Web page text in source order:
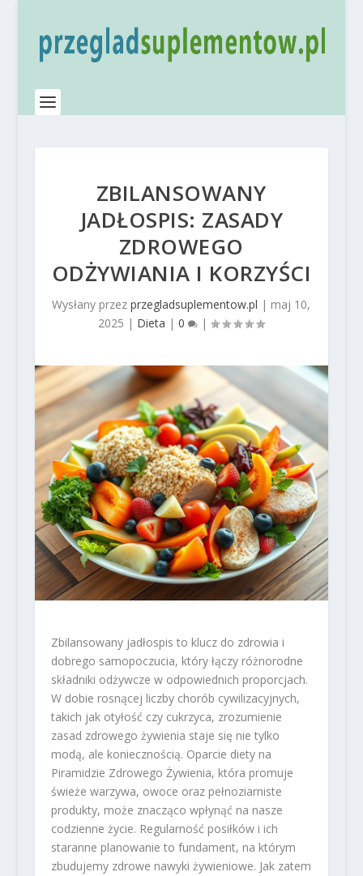
ZBILANSOWANY
JADŁOSPIS: ZASADY
ZDROWEGO
ODŻYWIANIA I KORZYŚCI
Wysłany przezprzegladsuplementow.pl | maj 10,
2025 | Dieta |0 |
Zbilansowany jadłospis to klucz do zdrowia i
dobrego samopoczucia, który łączy różnorodne
składniki odżywcze w odpowiednich proporcjach.
W dobie rosnącej liczby chorób cywilizacyjnych,
takich jak otyłość czy cukrzyca, zrozumienie
zasad zdrowego żywienia staje się nie tylko
modą, ale koniecznością. Oparcie diety na
Piramidzie Zdrowego Żywienia, która promuje
świeże warzywa, owoce oraz pełnoziarniste
produkty, może znacząco wpłynąć na nasze
codzienne życie. Regularność posiłków i ich
staranne planowanie to fundament, na którym
zbudujemy zdrowe nawyki żywieniowe. Jak zatem